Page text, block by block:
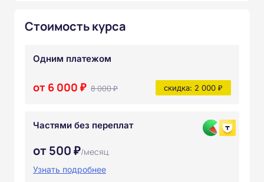
Стоимость курса
Одним платежом
от 6 000 ₽ 8 000 ₽ скидка: 2 000 ₽
Частями без переплат
от 500 ₽/месяц
Узнать подробнее